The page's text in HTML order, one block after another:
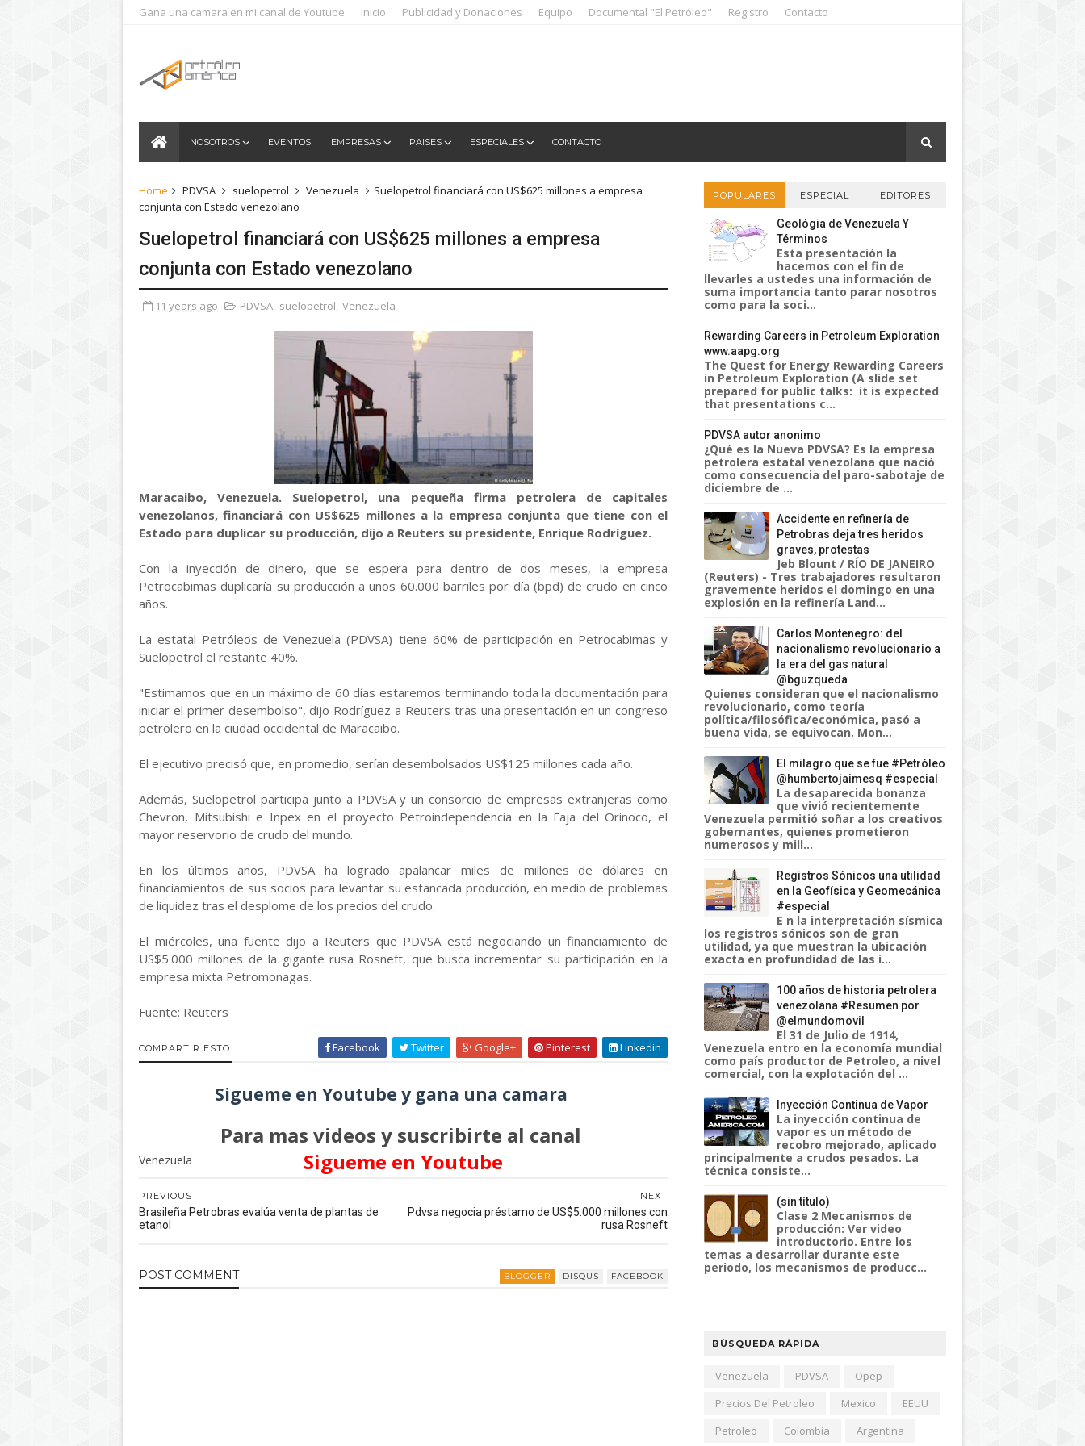
Gana una camara en mi canal de Youtube Inicio Publicidad y Donaciones Equipo Documental "El Petróleo" Registro Contacto
NOSOTROS EVENTOS EMPRESAS PAISES ESPECIALES CONTACTO
Home PDVSA suelopetrol Venezuela
Suelopetrol financiará con US$625 millones a empresa
conjunta con Estado venezolano
Suelopetrol financiará con US$625 millones a empresa
conjunta con Estado venezolano
11 years ago PDVSA, suelopetrol, Venezuela
Maracaibo, Venezuela. Suelopetrol, una pequeña firma petrolera de capitales
venezolanos, financiará con US$625 millones a la empresa conjunta que tiene con el
Estado para duplicar su producción, dijo a Reuters su presidente, Enrique Rodríguez.
Con la inyección de dinero, que se espera para dentro de dos meses, la empresa
Petrocabimas duplicaría su producción a unos 60.000 barriles por día (bpd) de crudo en cinco
años.
La estatal Petróleos de Venezuela (PDVSA) tiene 60% de participación en Petrocabimas y
Suelopetrol el restante 40%.
"Estimamos que en un máximo de 60 días estaremos terminando toda la documentación para
iniciar el primer desembolso", dijo Rodríguez a Reuters tras una presentación en un congreso
petrolero en la ciudad occidental de Maracaibo.
El ejecutivo precisó que, en promedio, serían desembolsados US$125 millones cada año.
Además, Suelopetrol participa junto a PDVSA y un consorcio de empresas extranjeras como
Chevron, Mitsubishi e Inpex en el proyecto Petroindependencia en la Faja del Orinoco, el
mayor reservorio de crudo del mundo.
En los últimos años, PDVSA ha logrado apalancar miles de millones de dólares en
financiamientos de sus socios para levantar su estancada producción, en medio de problemas
de liquidez tras el desplome de los precios del crudo.
El miércoles, una fuente dijo a Reuters que PDVSA está negociando un financiamiento de
US$5.000 millones de la gigante rusa Rosneft, que busca incrementar su participación en la
empresa mixta Petromonagas.
Fuente: Reuters
COMPARTIR ESTO: Facebook Twitter Google+ Pinterest Linkedin
Sigueme en Youtube y gana una camara
Para mas videos y suscribirte al canal
Sigueme en Youtube
Venezuela
NEXT
Pdvsa negocia préstamo de US$5.000 millones con
rusa Rosneft
PREVIOUS
Brasileña Petrobras evalúa venta de plantas de
etanol
POST COMMENT BLOGGER DISQUS FACEBOOK
POPULARES ESPECIAL EDITORES
Geológia de Venezuela Y
Términos
Esta presentación la
hacemos con el fin de
llevarles a ustedes una información de
suma importancia tanto parar nosotros
como para la soci...
Rewarding Careers in Petroleum Exploration
www.aapg.org
The Quest for Energy Rewarding Careers
in Petroleum Exploration (A slide set
prepared for public talks: it is expected
that presentations c...
PDVSA autor anonimo
¿Qué es la Nueva PDVSA? Es la empresa
petrolera estatal venezolana que nació
como consecuencia del paro-sabotaje de
diciembre de ...
Accidente en refinería de
Petrobras deja tres heridos
graves, protestas
Jeb Blount / RÍO DE JANEIRO
(Reuters) - Tres trabajadores resultaron
gravemente heridos el domingo en una
explosión en la refinería Land...
Carlos Montenegro: del
nacionalismo revolucionario a
la era del gas natural
@bguzqueda
Quienes consideran que el nacionalismo
revolucionario, como teoría
política/filosófica/económica, pasó a
buena vida, se equivocan. Mon...
El milagro que se fue #Petróleo
@humbertojaimesq #especial
La desaparecida bonanza
que vivió recientemente
Venezuela permitió soñar a los creativos
gobernantes, quienes prometieron
numerosos y mill...
Registros Sónicos una utilidad
en la Geofísica y Geomecánica
#especial
E n la interpretación sísmica
los registros sónicos son de gran
utilidad, ya que muestran la ubicación
exacta en profundidad de las i...
100 años de historia petrolera
venezolana #Resumen por
@elmundomovil
El 31 de Julio de 1914,
Venezuela entro en la economía mundial
como país productor de Petroleo, a nivel
comercial, con la explotación del ...
Inyección Continua de Vapor
La inyección continua de
vapor es un método de
recobro mejorado, aplicado
principalmente a crudos pesados. La
técnica consiste...
(sin título)
Clase 2 Mecanismos de
producción: Ver video
introductorio. Entre los
temas a desarrollar durante este
periodo, los mecanismos de producc...
BÚSQUEDA RÁPIDA
Venezuela PDVSA
Opep
Precios Del Petroleo
Mexico
EEUU
Petroleo
Colombia
Argentina